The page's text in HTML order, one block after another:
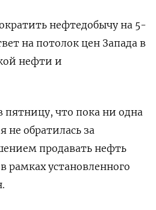
нефтедобычу на 5-
на потолок цен Запада в
нефти и
пятницу, что пока ни одна
не обратилась за
продавать нефть
рамках установленного